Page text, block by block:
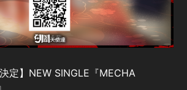
MOVIE
定】NEW SINGLE『MECHA